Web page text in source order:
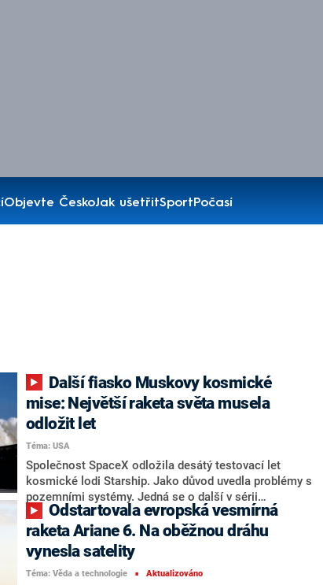
Objevte ČeskoJak ušetřitSportPočasí
mise: Největší raketa světa musela
odložit let
Téma: USA
Společnost SpaceX odložila desátý testovací let
kosmické lodi Starship. Jako důvod uvedla problémy s
pozemními systémy. Jedná se o další v sérii
neúspěchů ředitele této vesmírné společnosti Elona
Muska v souvislosti se zkušebními starty největší a
nejsilnější rakety na světě, píše agentura AFP.
raketa Ariane 6. Na oběžnou dráhu
vynesla satelity
Téma: Věda a technologie ■ Aktualizováno